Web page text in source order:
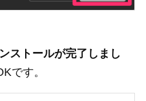
ストールが完了しまし
です。